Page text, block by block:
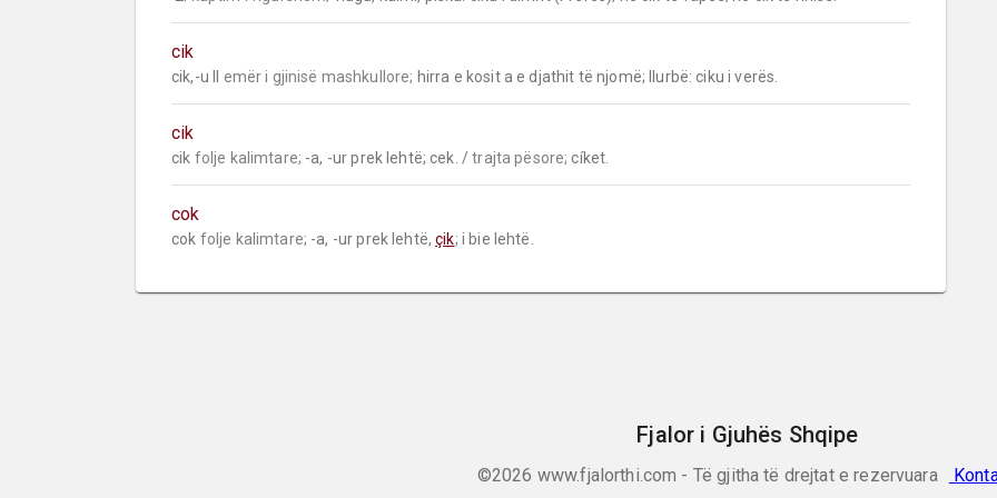
cik
cik,-u II emër i gjinisë mashkullore; hirra e kosit a e djathit të njomë; llurbë: ciku i verës.
cik
cik folje kalimtare; -a, -ur prek lehtë; cek. / trajta pësore; cíket.
cok
cok folje kalimtare; -a, -ur prek lehtë, çik; i bie lehtë.
Fjalor i Gjuhës Shqipe
©2026 www.fjalorthi.com - Të gjitha të drejtat e rezervuara